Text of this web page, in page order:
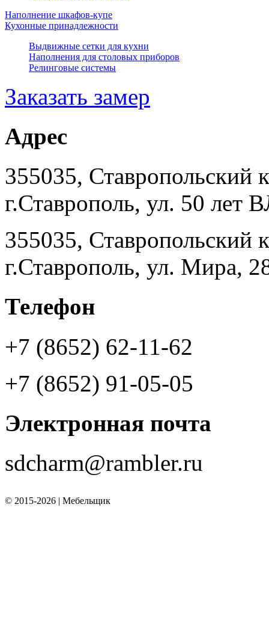
Наполнение шкафов-купе
Кухонные принадлежности
Выдвижные сетки для кухни
Наполнения для столовых приборов
Релинговые системы
Заказать замер
Адрес
355035, Ставропольский
г.Ставрополь, ул. 50
355035, Ставропольский
г.Ставрополь, ул. Мира,
Телефон
+7 (8652) 62-11-62
+7 (8652) 91-05-05
Электронная почта
sdcharm@rambler.ru
© 2015-2026 | Мебельщик